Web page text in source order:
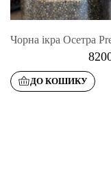
Чорна ікра Осетра
ДО КОШИКУ